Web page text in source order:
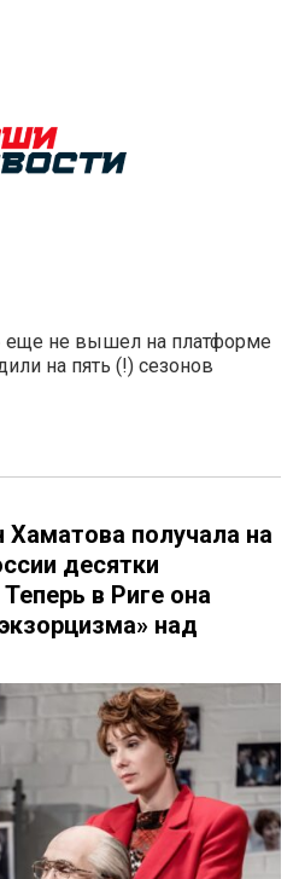
еще не вышел на платформе
на пять (!) сезонов
Хаматова получала на
десятки
в Риге она
над